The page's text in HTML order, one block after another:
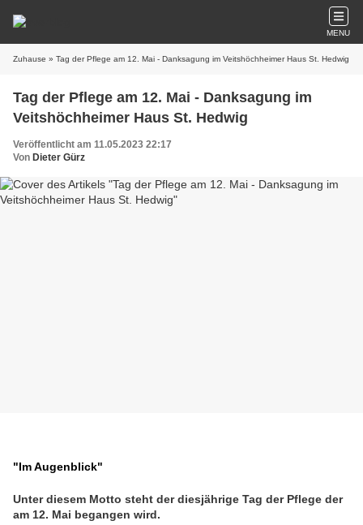
MENU
Zuhause » Tag der Pflege am 12. Mai - Danksagung im Veitshöchheimer Haus St. Hedwig
Tag der Pflege am 12. Mai - Danksagung im
Veitshöchheimer Haus St. Hedwig
Veröffentlicht am 11.05.2023 22:17
Von Dieter Gürz
"Im Augenblick"
Unter diesem Motto steht der diesjährige Tag der Pflege der
am 12. Mai begangen wird.